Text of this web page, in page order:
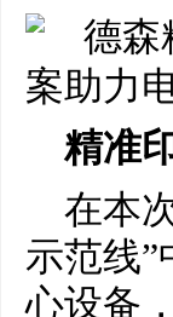
精准
在本
示范线
心设备